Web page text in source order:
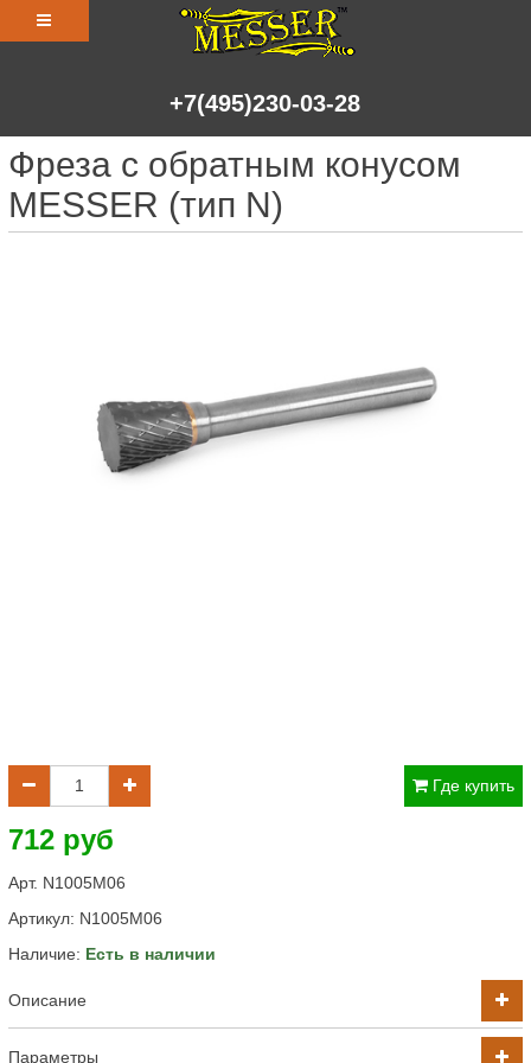
+7(495)230-03-28
Фреза с обратным конусом
MESSER (тип N)
Где купить
712 руб
Арт. N1005M06
Артикул: N1005M06
Наличие: Есть в наличии
Описание
Параметры